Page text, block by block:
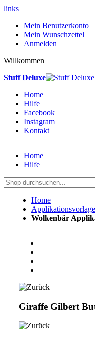
links
Mein Benutzerkonto
Mein Wunschzettel
Anmelden
Willkommen
Stuff Deluxe
Home
Hilfe
Facebook
Instagram
Kontakt
Home
Hilfe
Home
Wolkenbär
Giraffe Gilbert